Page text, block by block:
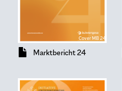
Cover MB 24
Dokument
Marktbericht 24